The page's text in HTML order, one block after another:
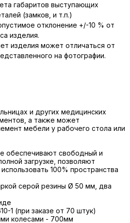
и других медицинских
а также может
мебели у рабочего стола или
обеспечивают свободный и
загрузке, позволяют
100% пространства
серой резины Ø 50 мм, два
1 (при заказе от 70 штук)
колесами - 700мм
габаритов выступающих
(замков, и т.п.)
отклонение +/-10 % от
изделия.
изделия может отличаться от
на фотографии.